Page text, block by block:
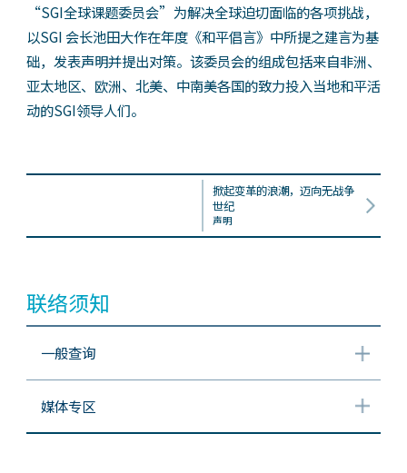
“SGI全球课题委员会”为解决全球迫切面临的各项挑战，
以SGI 会长池田大作在年度《和平倡言》中所提之建言为基
础，发表声明并提出对策。该委员会的组成包括来自非洲、
亚太地区、欧洲、北美、中南美各国的致力投入当地和平活
动的SGI领导人们。
掀起变革的浪潮，迈向无战争
世纪
声明
联络须知
一般查询
媒体专区